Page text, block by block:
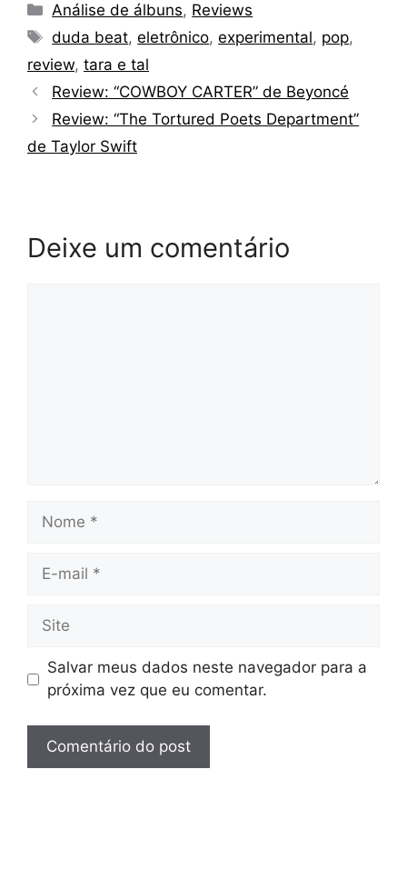
Categorias
Análise de álbuns, Reviews
Tags
duda beat,eletrônico,experimental, pop,
review, tara e tal
Review: “COWBOY CARTER” de Beyoncé
Review: “The Tortured Poets Department”
de Taylor Swift
Deixe um comentário
Nome
Site
Salvar meus dados neste navegador para a
próxima vez que eu comentar.